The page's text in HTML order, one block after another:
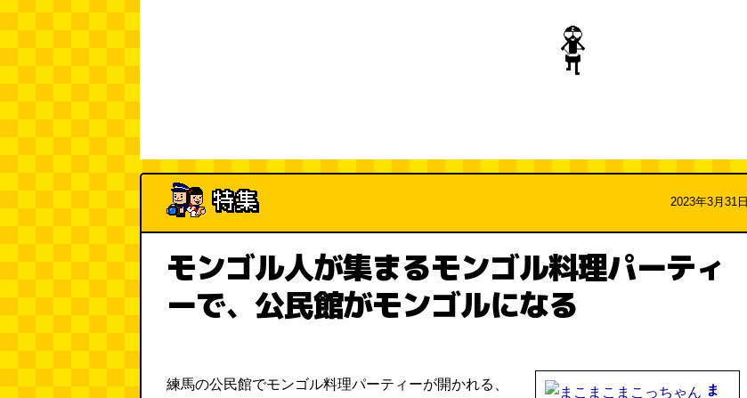
2023年3月31日
モンゴル人が集まるモンゴル料理パーティ
ーで、公民館がモンゴルになる
練馬の公民館でモンゴル料理パーティーが開かれる、
ま